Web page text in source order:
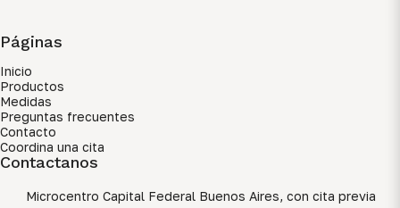
Páginas
Inicio
Productos
Medidas
Preguntas frecuentes
Contacto
Coordina una cita
Contactanos
Microcentro Capital Federal Buenos Aires, con cita previa